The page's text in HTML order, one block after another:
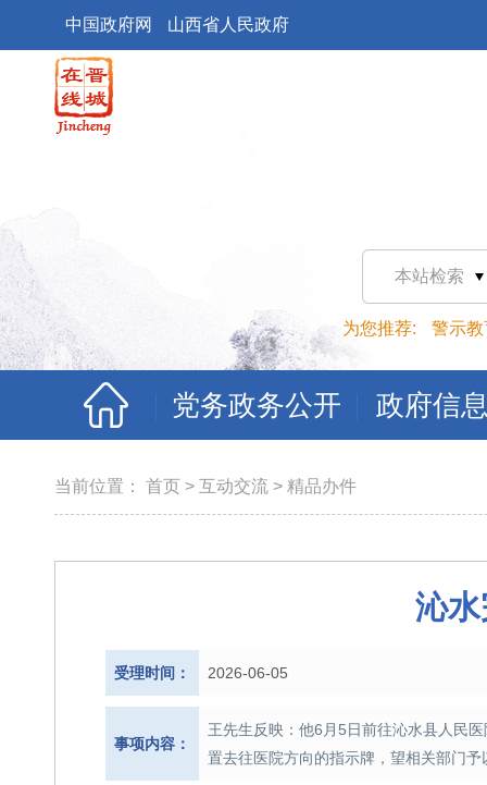
中国政府网 山西省人民政府
本站检索
为您推荐: 警示教
党务政务公开 政府信
当前位置： 首页 > 互动交流 > 精品办件
沁
受理时间： 2026-06-05
事项内容：
王先生反映：他6月5日前往沁水县人民
置去往医院方向的指示牌，望相关部门予